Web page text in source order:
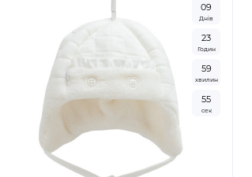
09
Днів
23
Годин
59
хвилин
53
сек